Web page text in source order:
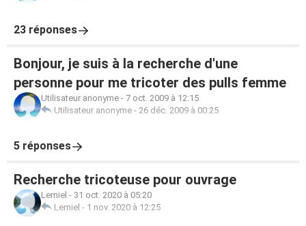
23 réponses
Bonjour, je suis à la recherche d'une
personne pour me tricoter des pulls femme
Utilisateur anonyme - 7 oct. 2009 à 12:15
Utilisateur anonyme - 26 déc. 2009 à 00:25
5 réponses
Recherche tricoteuse pour ouvrage
Lemiel - 31 oct. 2020 à 05:20
Lemiel - 1 nov. 2020 à 12:25